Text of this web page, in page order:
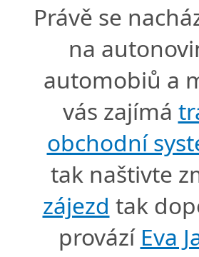
Právě se
na
automobiů a
vás zajímá
obchodní
tak naštivte
zájezd tak
provází Eva